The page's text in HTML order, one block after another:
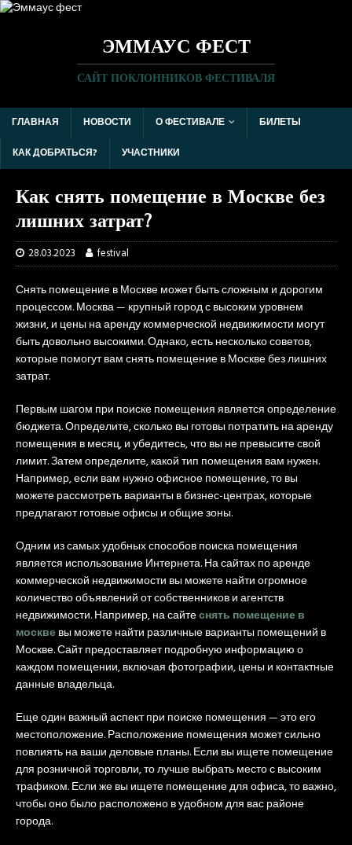
ЭММАУС ФЕСТ
САЙТ ПОКЛОННИКОВ ФЕСТИВАЛЯ
ГЛАВНАЯ НОВОСТИ О ФЕСТИВАЛЕ
БИЛЕТЫ
КАК ДОБРАТЬСЯ?
УЧАСТНИКИ
Как снять помещение в Москве без
лишних затрат?
28.03.2023 festival
Снять помещение в Москве может быть сложным и дорогим
процессом. Москва — крупный город с высоким уровнем
жизни, и цены на аренду коммерческой недвижимости могут
быть довольно высокими. Однако, есть несколько советов,
которые помогут вам снять помещение в Москве без лишних
затрат.
Первым шагом при поиске помещения является определение
бюджета. Определите, сколько вы готовы потратить на аренду
помещения в месяц, и убедитесь, что вы не превысите свой
лимит. Затем определите, какой тип помещения вам нужен.
Например, если вам нужно офисное помещение, то вы
можете рассмотреть варианты в бизнес-центрах, которые
предлагают готовые офисы и общие зоны.
Одним из самых удобных способов поиска помещения
является использование Интернета. На сайтах по аренде
коммерческой недвижимости вы можете найти огромное
количество объявлений от собственников и агентств
недвижимости. Например, на сайтеснять помещение в
москвевы можете найти различные варианты помещений в
Москве. Сайт предоставляет подробную информацию о
каждом помещении, включая фотографии, цены и контактные
данные владельца.
Еще один важный аспект при поиске помещения — это его
местоположение. Расположение помещения может сильно
повлиять на ваши деловые планы. Если вы ищете помещение
для розничной торговли, то лучше выбрать место с высоким
трафиком. Если же вы ищете помещение для офиса, то важно,
чтобы оно было расположено в удобном для вас районе
города.